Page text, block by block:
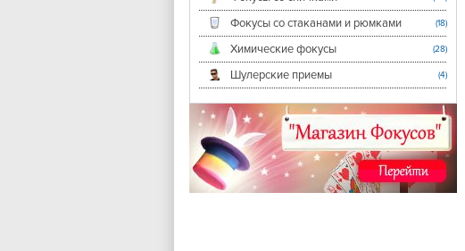
Фокусы со стаканами и рюмками (18)
Химические фокусы (28)
Шулерские приемы (4)